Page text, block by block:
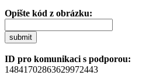
Opište kód z obrázku:
submit
ID pro komunikaci s podporou:
14841702863629972443